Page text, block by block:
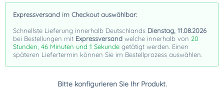
Expressversand im Checkout auswählbar:
Schnellste Lieferung innerhalb Deutschlands Dienstag, 11.08.2026
bei Bestellungen mit Expressversand welche innerhalb von 20
Stunden, 46 Minuten und 0 Sekundengetätigt werden. Einen
späteren Liefertermin können Sie im Bestellprozess auswählen.
Bitte konfigurieren Sie Ihr Produkt.